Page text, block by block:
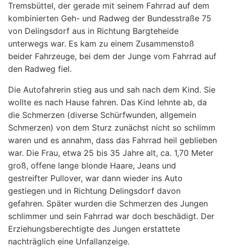
Tremsbüttel, der gerade mit seinem Fahrrad auf dem
kombinierten Geh- und Radweg der Bundesstraße 75
von Delingsdorf aus in Richtung Bargteheide
unterwegs war. Es kam zu einem Zusammenstoß
beider Fahrzeuge, bei dem der Junge vom Fahrrad auf
den Radweg fiel.
Die Autofahrerin stieg aus und sah nach dem Kind. Sie
wollte es nach Hause fahren. Das Kind lehnte ab, da
die Schmerzen (diverse Schürfwunden, allgemein
Schmerzen) von dem Sturz zunächst nicht so schlimm
waren und es annahm, dass das Fahrrad heil geblieben
war. Die Frau, etwa 25 bis 35 Jahre alt, ca. 1,70 Meter
groß, offene lange blonde Haare, Jeans und
gestreifter Pullover, war dann wieder ins Auto
gestiegen und in Richtung Delingsdorf davon
gefahren. Später wurden die Schmerzen des Jungen
schlimmer und sein Fahrrad war doch beschädigt. Der
Erziehungsberechtigte des Jungen erstattete
nachträglich eine Unfallanzeige.